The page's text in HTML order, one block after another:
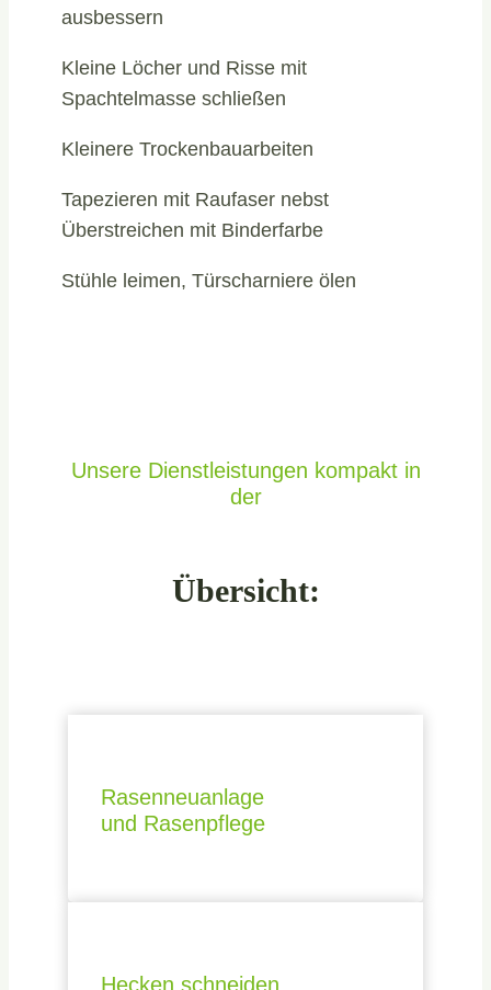
ausbessern
Kleine Löcher und Risse mit
Spachtelmasse schließen
Kleinere Trockenbauarbeiten
Tapezieren mit Raufaser nebst
Überstreichen mit Binderfarbe
Stühle leimen, Türscharniere ölen
Unsere Dienstleistungen kompakt in
der
Übersicht:
Rasenneuanlage
und Rasenpflege
Hecken schneiden